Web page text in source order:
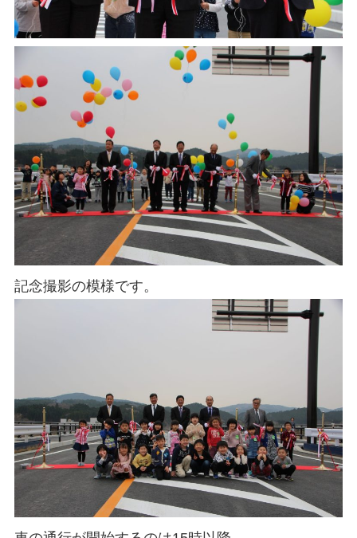
記念撮影の模様です。